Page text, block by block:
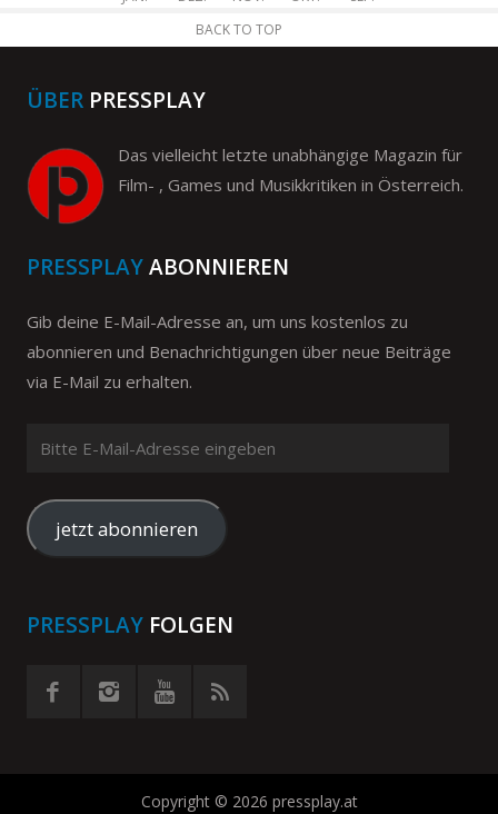
BACK TO TOP
ÜBER PRESSPLAY
Das vielleicht letzte unabhängige Magazin für
Film- , Games und Musikkritiken in Österreich.
PRESSPLAYABONNIEREN
Gib deine E-Mail-Adresse an, um uns kostenlos zu
abonnieren und Benachrichtigungen über neue Beiträge
via E-Mail zu erhalten.
Mail-
Adresse
eingeben
jetzt abonnieren
PRESSPLAY FOLGEN
Copyright © 2026 pressplay.at